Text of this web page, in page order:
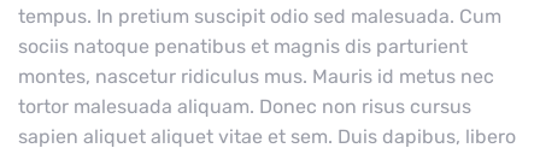
tempus. In pretium suscipit odio sed malesuada. Cum
sociis natoque penatibus et magnis dis parturient
montes, nascetur ridiculus mus. Mauris id metus nec
tortor malesuada aliquam. Donec non risus cursus
sapien aliquet aliquet vitae et sem. Duis dapibus, libero